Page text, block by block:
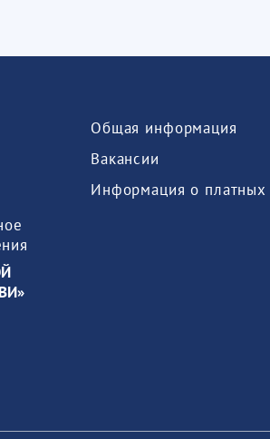
Общая информация
Вакансии